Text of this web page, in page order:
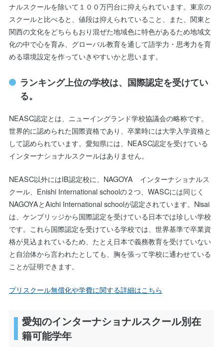
ナルスクールを除いて１００万円台に抑えられています。東京の
スクールと比べると、値段は抑えられていること、また、関東と
関西の文化をどちらもおり混ぜた地域色に特色があるため地域文
化の中で心を育み、グローバル教育を通して語学力・思考力を育
める環境設定を作っていきやすいかと思います。
ランキング上位の学校は、国際認定を受けてい
る。
NEASC認定とは、ニューイングランド学校協議会の略称です。
世界的に認められた国際資格であり、卒業時には大学入学資格と
して認められています。愛知県には、NEASC認定を受けている
インターナショナルスクールはありません。
NEASC以外にはIB認定校に、NAGOYA インターナショナルス
クール、Enishi International schoolの２つ、WASCには同じく
NAGOYAとAichi International schoolが認定されています。Nisai
は、ケンブリッジから国際認定を受けている日本では珍しい学校
です。これら国際認定を受けている学校では、世界基準で卒業資
格が見込まれているため、たとえ日本で義務教育を受けていない
と自治体から言われたとしても、胸を張って学校に通わせている
ことが証明できます。
プリスクール無償化や学費に関する詳細はこちら
愛知のインターナショナルスクール別在
籍可能学年